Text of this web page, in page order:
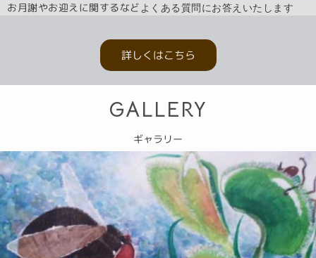
お月謝やお迎えに関するなど よくある質問にお答えいたします
詳しくはこちら
GALLERY
ギャラリー